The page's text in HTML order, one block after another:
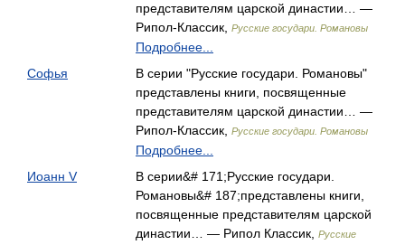
представителям царской династии… —
Рипол-Классик,
Русские государи. Романовы
Подробнее...
Софья
В серии "Русские государи. Романовы"
представлены книги, посвященные
представителям царской династии… —
Рипол-Классик,
Русские государи. Романовы
Подробнее...
Иоанн V
В серии&# 171;Русские государи.
Романовы&# 187;представлены книги,
посвященные представителям царской
династии… — Рипол Классик,
Русские